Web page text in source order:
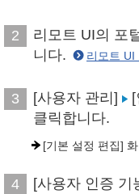
2
리모트 UI의 포
니다.
리모트 UI
3 [사용자 관리]
클릭합니다.
[기본 설정 편집]
4 [사용자 인증 기